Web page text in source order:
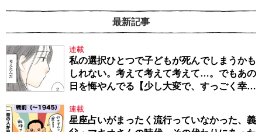
最新記事
連載
私の選択ひとつで子どもが死んでしまうかも
しれない。考えて考えて考えて…。でもあの
日を悔やんでる【少し大変で、すっごく幸せ
～・54】
連載
星座占いがまったく流行っていなかった、義